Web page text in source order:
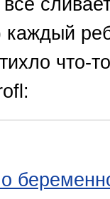
каждый
что-